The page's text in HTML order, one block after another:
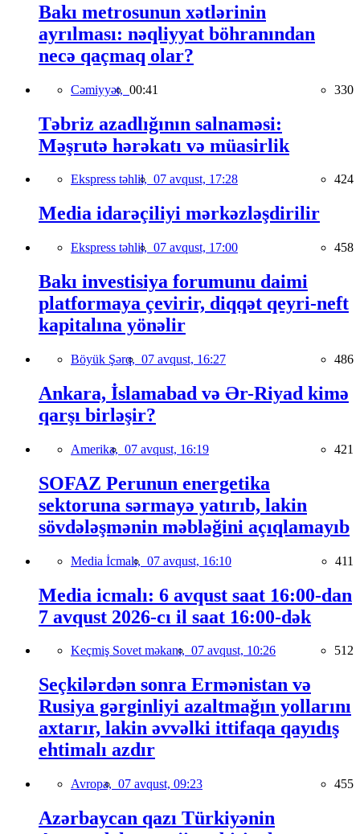
Bakı metrosunun xətlərinin
ayrılması: nəqliyyat böhranından
necə qaçmaq olar?
Cəmiyyət, 00:41 330
Təbriz azadlığının salnaməsi:
Məşrutə hərəkatı və müasirlik
Ekspress təhlil, 07 avqust, 17:28 424
Media idarəçiliyi mərkəzləşdirilir
Ekspress təhlil, 07 avqust, 17:00 458
Bakı investisiya forumunu daimi
platformaya çevirir, diqqət qeyri-neft
kapitalına yönəlir
Böyük Şərq, 07 avqust, 16:27 486
Ankara, İslamabad və Ər-Riyad kimə
qarşı birləşir?
Amerika, 07 avqust, 16:19 421
SOFAZ Perunun energetika
sektoruna sərmayə yatırıb, lakin
sövdələşmənin məbləğini açıqlamayıb
Media İcmalı, 07 avqust, 16:10 411
Media icmalı: 6 avqust saat 16:00-dan
7 avqust 2026-cı il saat 16:00-dək
Keçmiş Sovet məkanı, 07 avqust, 10:26 512
Seçkilərdən sonra Ermənistan və
Rusiya gərginliyi azaltmağın yollarını
axtarır, lakin əvvəlki ittifaqa qayıdış
ehtimalı azdır
Avropa, 07 avqust, 09:23 455
Azərbaycan qazı Türkiyənin